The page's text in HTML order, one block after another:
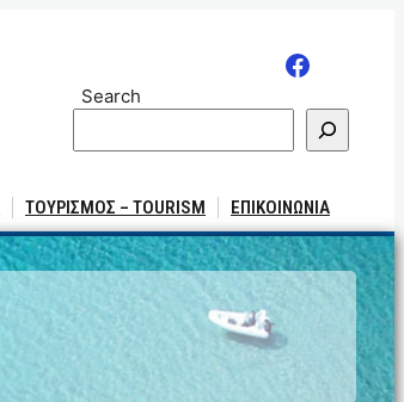
Search
ΤΟΥΡΙΣΜΟΣ – TOURISM ΕΠΙΚΟΙΝΩΝΙΑ